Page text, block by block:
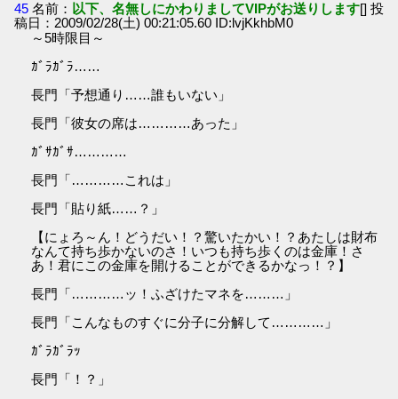
45 名前： 以下、名無しにかわりましてVIPがお送りします[] 投
稿日：2009/02/28(土) 00:21:05.60 ID:lvjKkhbM0
～5時限目～
ｶﾞﾗｶﾞﾗ……
長門「予想通り……誰もいない」
長門「彼女の席は…………あった」
ｶﾞｻｶﾞｻ…………
長門「…………これは」
長門「貼り紙……？」
【にょろ～ん！どうだい！？驚いたかい！？あたしは財布
なんて持ち歩かないのさ！いつも持ち歩くのは金庫！さ
あ！君にこの金庫を開けることができるかなっ！？】
長門「…………ッ！ふざけたマネを………」
長門「こんなものすぐに分子に分解して…………」
ｶﾞﾗｶﾞﾗｯ
長門「！？」